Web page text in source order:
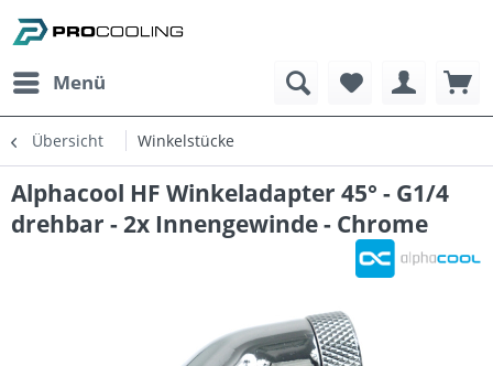
Menü
Übersicht Winkelstücke
Alphacool HF Winkeladapter 45° - G1/4
drehbar - 2x Innengewinde - Chrome